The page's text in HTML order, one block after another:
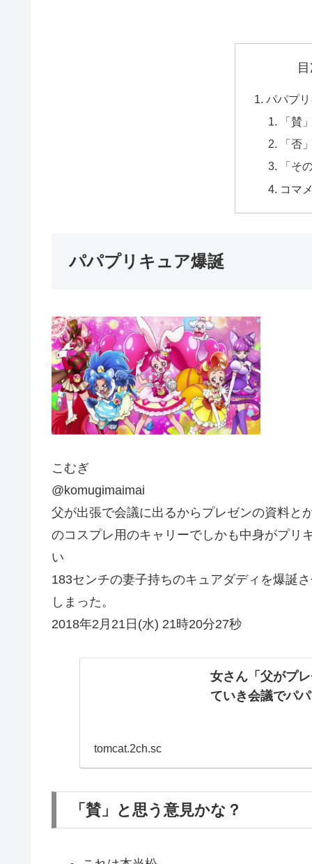
パパプ
「賛
「否
「そ
コマ
パパプリキュア爆誕
こむぎ
@komugimaimai
父が出張で会議に出るからプレゼンの資料と
のコスプレ用のキャリーでしかも中身がプリ
い
183センチの妻子持ちのキュアダディを爆誕
しまった。
2018年2月21日(水) 21時20分27秒
女さん「父がプ
ていき会議でパ
tomcat.2ch.sc
「賛」と思う意見かな？